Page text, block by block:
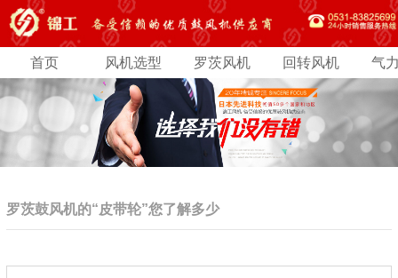
首页 风机选型 罗茨风机 回转风机 气
罗茨鼓风机的“皮带轮”您了解多少